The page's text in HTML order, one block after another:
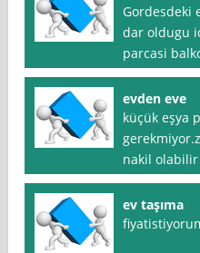
Gordesdeki
dar oldugu
parcasi
evden eve
küçük eşya
nakil olabilir
ev taşıma